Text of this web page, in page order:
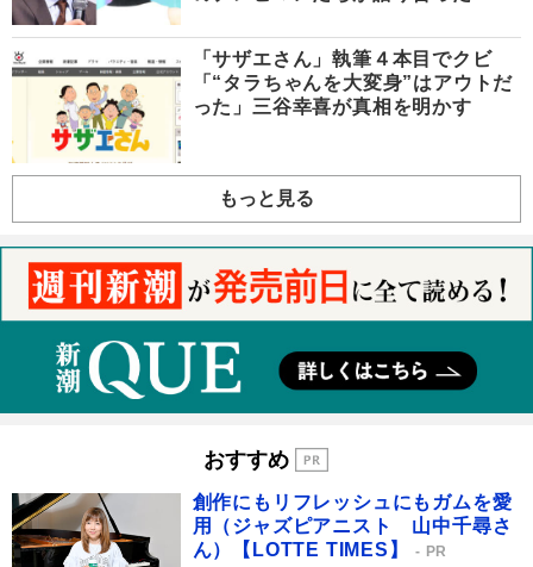
「サザエさん」執筆４本目でクビ
「“タラちゃんを大変身”はアウトだ
った」三谷幸喜が真相を明かす
もっと見る
おすすめ
創作にもリフレッシュにもガムを愛
用（ジャズピアニスト 山中千尋さ
ん）【LOTTE TIMES】
PR